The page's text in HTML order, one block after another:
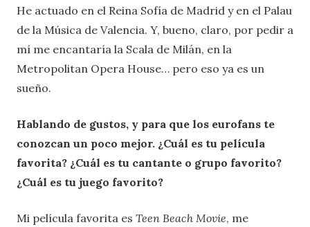
He actuado en el Reina Sofía de Madrid y en el Palau
de la Música de Valencia. Y, bueno, claro, por pedir a
mí me encantaría la Scala de Milán, en la
Metropolitan Opera House… pero eso ya es un
sueño.
Hablando de gustos, y para que los eurofans te
conozcan un poco mejor. ¿Cuál es tu película
favorita? ¿Cuál es tu cantante o grupo favorito?
¿Cuál es tu juego favorito?
Mi película favorita es Teen Beach Movie, me